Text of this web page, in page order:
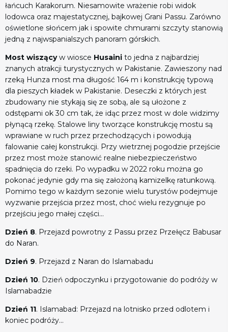
łańcuch Karakorum. Niesamowite wrażenie robi widok
lodowca oraz majestatycznej, bajkowej Grani Passu. Zarówno
oświetlone słońcem jak i spowite chmurami szczyty stanowią
jedną z najwspanialszych panoram górskich.
Most wiszącyw wiosce Husaini to jedna z najbardziej
znanych atrakcji turystycznych w Pakistanie. Zawieszony nad
rzeką Hunza most ma długość 164 m i konstrukcję typową
dla pieszych kładek w Pakistanie. Deseczki z których jest
zbudowany nie stykają się ze sobą, ale są ułożone z
odstępami ok 30 cm tak, że idąc przez most w dole widzimy
płynącą rzekę. Stalowe liny tworzące konstrukcję mostu są
wprawiane w ruch przez przechodzących i powodują
falowanie całej konstrukcji. Przy wietrznej pogodzie przejście
przez most może stanowić realne niebezpieczeństwo
spadnięcia do rzeki. Po wypadku w 2022 roku można go
pokonać jedynie gdy ma się założoną kamizelkę ratunkową.
Pomimo tego w każdym sezonie wielu turystów podejmuje
wyzwanie przejścia przez most, choć wielu rezygnuje po
przejściu jego małej części...
Dzień 8. Przejazd powrotny z Passu przez Przełęcz Babusar
do Naran.
Dzień 9. Przejazd z Naran do Islamabadu
Dzień 10. Dzień odpoczynku i przygotowanie do podróży w
Islamabadzie
Dzień 11. Islamabad: Przejazd na lotnisko przed odlotem i
koniec podróży...